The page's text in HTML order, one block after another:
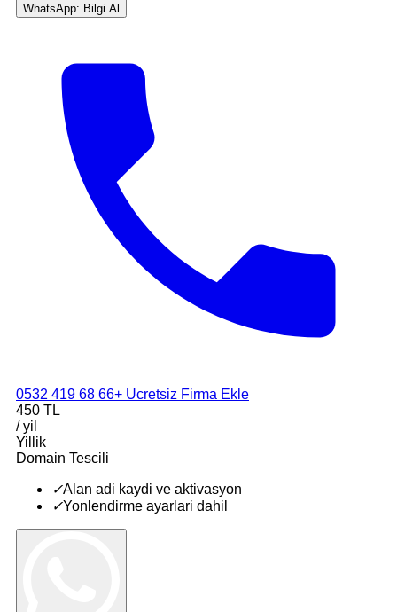
WhatsApp: Bilgi Al
0532 419 68 66+ Ucretsiz Firma Ekle
450 TL
/ yil
Yillik
Domain Tescili
✓Alan adi kaydi ve aktivasyon
✓Yonlendirme ayarlari dahil